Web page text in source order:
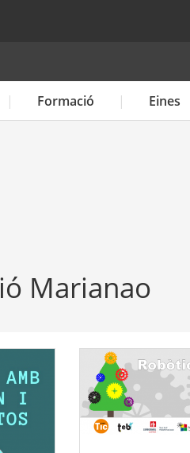
Formació Eines
Marianao